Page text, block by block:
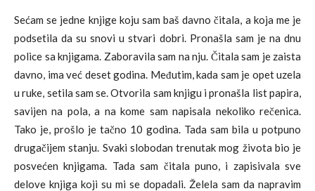
Sećam se jedne knjige koju sam baš davno čitala, a koja me je
podsetila da su snovi u stvari dobri. Pronašla sam je na dnu
police sa knjigama. Zaboravila sam na nju. Čitala sam je zaista
davno, ima već deset godina. Međutim, kada sam je opet uzela
u ruke, setila sam se. Otvorila sam knjigu i pronašla list papira,
savijen na pola, a na kome sam napisala nekoliko rečenica.
Tako je, prošlo je tačno 10 godina. Tada sam bila u potpuno
drugačijem stanju. Svaki slobodan trenutak mog života bio je
posvećen knjigama. Tada sam čitala puno, i zapisivala sve
delove knjiga koji su mi se dopadali. Želela sam da napravim